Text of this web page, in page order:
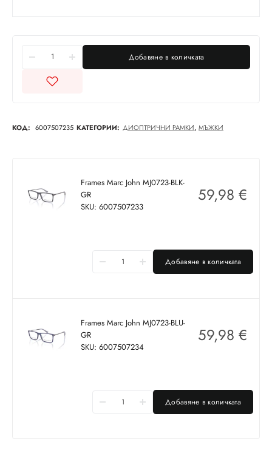
Добавяне в количката
КОД: 6007507235 КАТЕГОРИИ: ДИОПТРИЧНИ РАМКИ, МЪЖКИ
Frames Marc John MJ0723-BLK-
GR
SKU: 6007507233
59,98 €
Добавяне в количката
Frames Marc John MJ0723-BLU-
GR
SKU: 6007507234
59,98 €
Добавяне в количката